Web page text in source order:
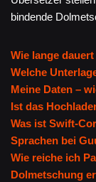
bindende
Wie lange
Welche
Meine Daten –
Ist das
Was ist Swift-
Sprachen bei
Wie reiche ich
Dolmetschung